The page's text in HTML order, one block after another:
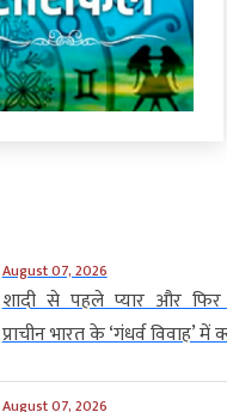
August 07, 2026
शादी से पहले प्यार और फिर
प्राचीन भारत के ‘गंधर्व विवाह’ में
August 07, 2026